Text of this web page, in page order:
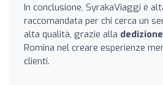
In conclusione, SyrakaViaggi è
raccomandata per chi cerca un
alta qualità, grazie alla dedizione
Romina nel creare esperienze
clienti.